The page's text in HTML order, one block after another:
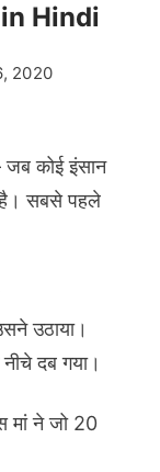
Hindi
2020
जब कोई इंसान
है। सबसे पहले
उठाया।
दब गया।
मां ने जो 20